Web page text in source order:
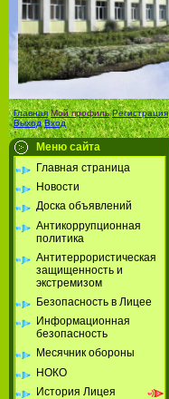
Главная Мой профиль Регистрация
Выход Вход
Меню сайта
Главная страница
Новости
Доска объявлений
Антикоррупционная
политика
Антитеррористическая
защищенность и
экстремизом
Безопасность в Лицее
Информационная
безопасность
Месячник обороны
НОКО
История Лицея